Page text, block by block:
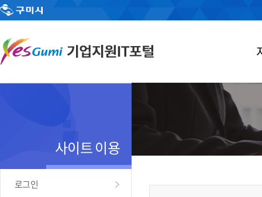
사이트 이용
로그인